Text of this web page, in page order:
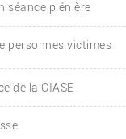
séance plénière
personnes victimes
de la CIASE